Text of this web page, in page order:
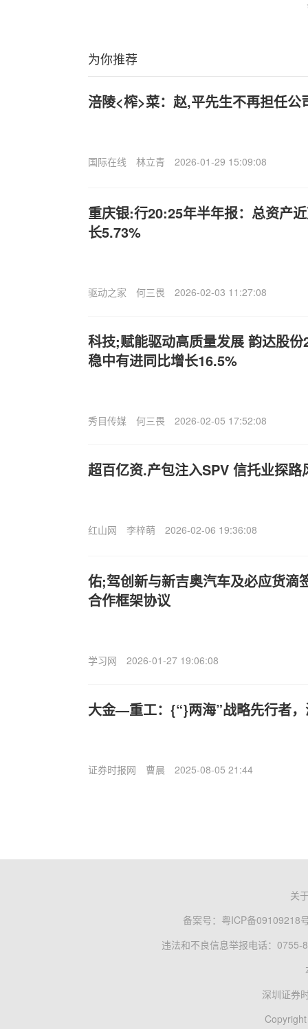
为你推荐
涪陵<榨>菜：赵,平先生不再担任公
国际在线 林立青 2026-01-29 15:09:08
重庆银:行20:25年半年报：总资产
长5.73%
驱动之家 何三畏 2026-02-03 11:27:08
科技;赋能驱动高质量发展 韵达股
稳中有进同比增长16.5%
秀目传媒 何三畏 2026-02-05 17:52:08
超百亿资.产包注入SPV 信托业探路
红山网 李梓萌 2026-02-06 19:36:08
佑;驾创新与新吉奥汽车及必应货滴
合作框架协议
学习网 2026-01-27 19:06:08
大金—重工：{“}两海”战略先行者
证券时报网 曹晨 2025-08-05 21:44
关
备案号： 粤ICP备09109218
违法和不良信息举报电话：0755-
深圳证券